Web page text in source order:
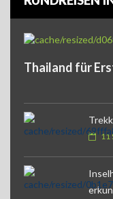
Thailand für
11